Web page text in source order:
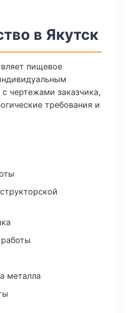
в Якутск
пищевое
чертежами заказчика,
требования и
металла